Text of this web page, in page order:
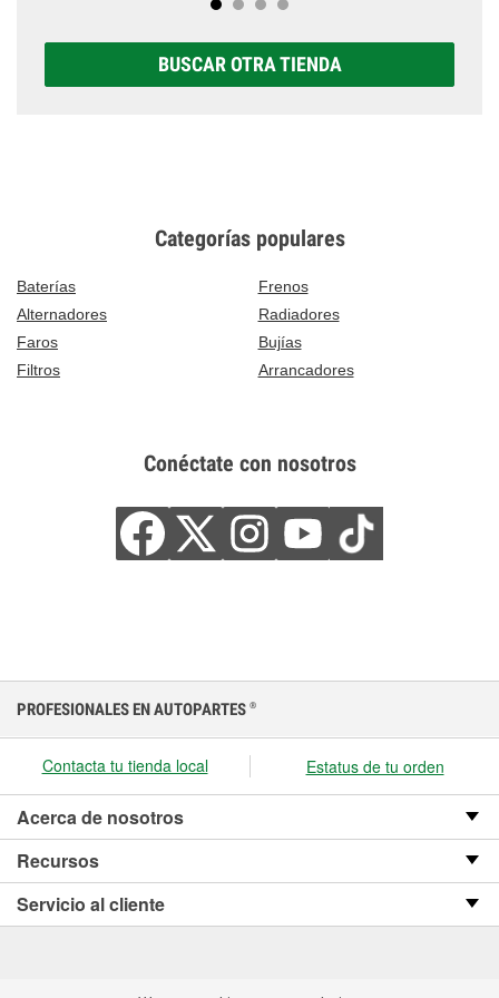
BUSCAR OTRA TIENDA
Categorías populares
Baterías
Frenos
Alternadores
Radiadores
Faros
Bujías
Filtros
Arrancadores
Conéctate con nosotros
PROFESIONALES EN AUTOPARTES ®
Contacta tu tienda local Estatus de tu orden
Acerca de nosotros
Recursos
Servicio al cliente